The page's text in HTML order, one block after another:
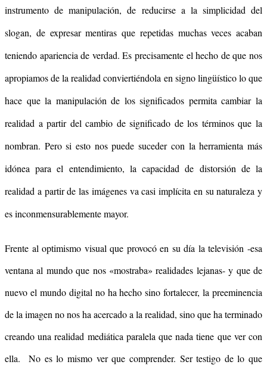
instrumento de manipulación, de reducirse a la simplicidad del
slogan, de expresar mentiras que repetidas muchas veces acaban
teniendo apariencia de verdad. Es precisamente el hecho de que nos
apropiamos de la realidad conviertiéndola en signo lingüístico lo que
hace que la manipulación de los significados permita cambiar la
realidad a partir del cambio de significado de los términos que la
nombran. Pero si esto nos puede suceder con la herramienta más
idónea para el entendimiento, la capacidad de distorsión de la
realidad a partir de las imágenes va casi implícita en su naturaleza y
es inconmensurablemente mayor.
Frente al optimismo visual que provocó en su día la televisión -esa
ventana al mundo que nos «mostraba» realidades lejanas- y que de
nuevo el mundo digital no ha hecho sino fortalecer, la preeminencia
de la imagen no nos ha acercado a la realidad, sino que ha terminado
creando una realidad mediática paralela que nada tiene que ver con
ella. No es lo mismo ver que comprender. Ser testigo de lo que